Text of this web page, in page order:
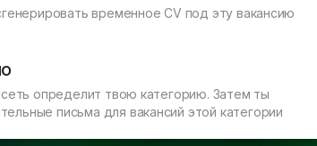
временное CV под эту вакансию
определит твою категорию. Затем ты
письма для вакансий этой категории